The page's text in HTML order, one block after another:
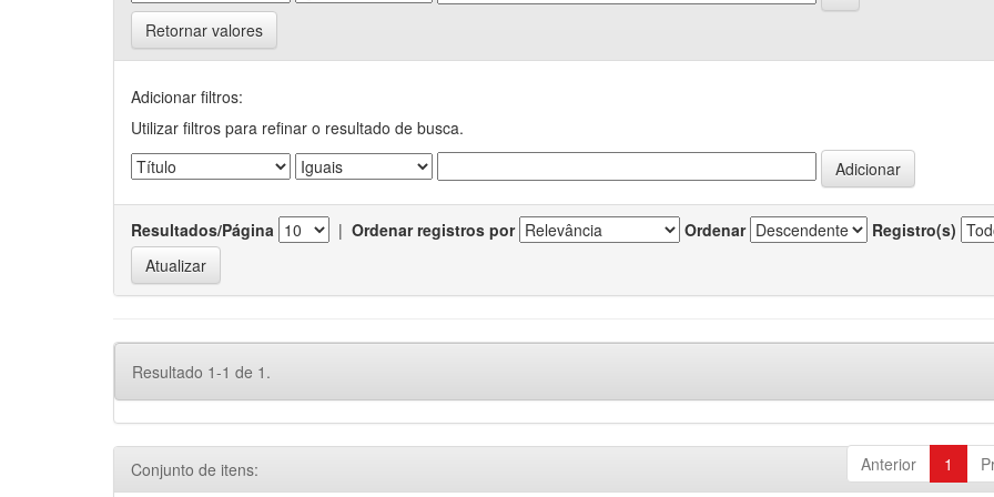
Retornar valores
Adicionar filtros:
Utilizar filtros para refinar o resultado de busca.
Resultados/Página | Ordenar registros por Ordenar Registro(s)
Resultado 1-1 de 1.
Anterior 1
Conjunto de itens: